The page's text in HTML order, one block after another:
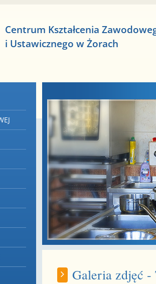
Centrum Kształcenia
i Ustawicznego w Żorach
Galeria zdjęć -